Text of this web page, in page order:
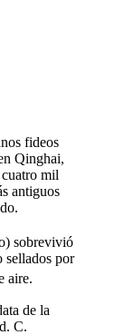
fideos
Qinghai,
mil
antiguos
sobrevivió
sellados por
aire.
de la
C.